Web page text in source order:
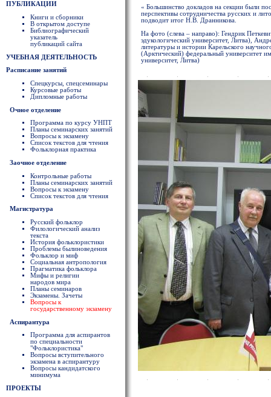
ПУБЛИКАЦИИ
Книги и сборники
В открытом доступе
Библиографический
указатель
публикаций сайта
УЧЕБНАЯ ДЕЯТЕЛЬНОСТЬ
Расписание занятий
Спецкурсы, спецсеминары
Курсовые работы
Дипломные работы
Очное отделение
Программа по курсу УНПТ
Планы семинарских занятий
Вопросы к экзамену
Список текстов для чтения
Фольклорная практика
Заочное отделение
Контрольные работы
Планы семинарских занятий
Вопросы к экзамену
Список текстов для чтения
Магистратура
Русский фольклор
Филологический анализ
текста
История фольклористики
Проблемы былиноведения
Фольклор и миф
Социальная антропология
Прагматика фольклора
Мифы и религии
народов мира
Планы семинаров
Экзамены. Зачеты
Вопросы к
государственному экзамену
Аспирантура
Программа для аспирантов
по специальности
"Фольклористика"
Вопросы вступительного
экзамена в аспирантуру
Вопросы кандидатского
минимума
ПРОЕКТЫ
« Большинство докладов на секции были
перспективы сотрудничества русских и
подводит итог Н.В. Дранникова.
На фото (слева – направо): Гендрик
эдукологический университет, Литва),
литературы и истории Карельского
(Арктический) федеральный университет
университет, Литва)